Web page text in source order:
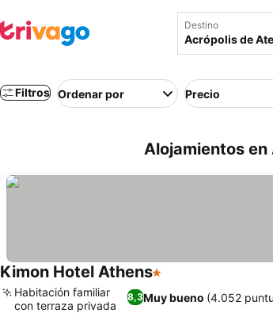
Destino
Filtros Ordenar por Precio
Alojamientos en
Kimon Hotel Athens1 Estrellas
8,3Muy bueno (4.052
Habitación familiar
con terraza privada